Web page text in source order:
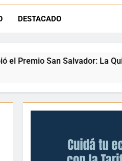
con juegos, espectáculos y
DESTACADO
La Quiaca celebra a una